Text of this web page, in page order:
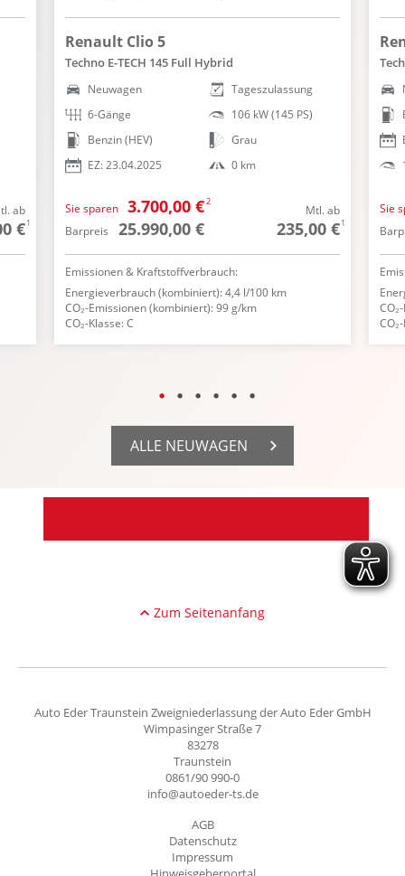
ab
€1
Renault Clio 5
Techno E-TECH 145 Full Hybrid
Neuwagen
6-Gänge
Benzin (HEV)
EZ: 23.04.2025
Tageszulassung
106 kW (145 PS)
Grau
0 km
Sie sparen 3.700,00 €2
Barpreis 25.990,00 €
Mtl. ab
235,00 €1
Emissionen & Kraftstoffverbrauch:
Energieverbrauch (kombiniert): 4,4 l/100 km
CO₂-Emissionen (kombiniert): 99 g/km
CO₂-Klasse: C
Sie
ALLE NEUWAGEN
Zum Seitenanfang
Auto Eder Traunstein Zweigniederlassung der Auto Eder GmbH
Wimpasinger Straße 7
83278
Traunstein
0861/90 990-0
info@autoeder-ts.de
AGB
Datenschutz
Impressum